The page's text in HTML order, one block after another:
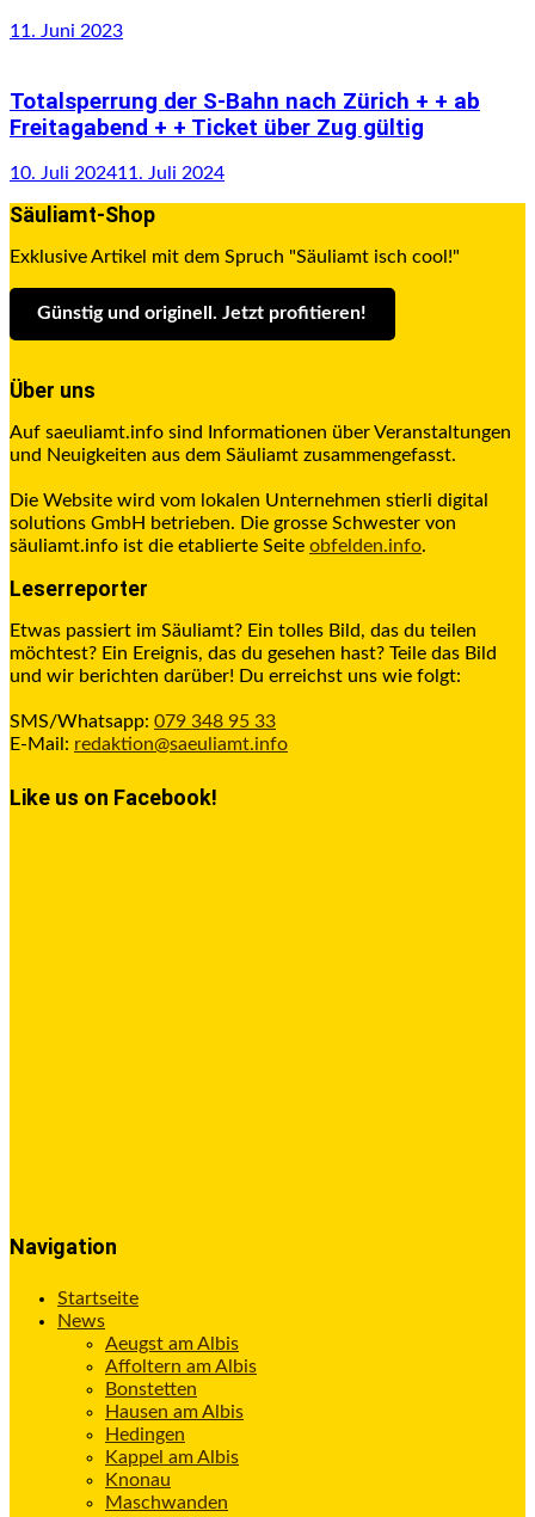
11. Juni 2023
Totalsperrung der S-Bahn nach Zürich + + ab
Freitagabend + + Ticket über Zug gültig
10. Juli 202411. Juli 2024
Säuliamt-Shop
Exklusive Artikel mit dem Spruch "Säuliamt isch cool!"
Günstig und originell. Jetzt profitieren!
Über uns
Auf saeuliamt.info sind Informationen über Veranstaltungen
und Neuigkeiten aus dem Säuliamt zusammengefasst.
Die Website wird vom lokalen Unternehmen stierli digital
solutions GmbH betrieben. Die grosse Schwester von
säuliamt.info ist die etablierte Seite obfelden.info.
Leserreporter
Etwas passiert im Säuliamt? Ein tolles Bild, das du teilen
möchtest? Ein Ereignis, das du gesehen hast? Teile das Bild
und wir berichten darüber! Du erreichst uns wie folgt:
SMS/Whatsapp: 079 348 95 33
E-Mail: redaktion@saeuliamt.info
Like us on Facebook!
Navigation
Startseite
News
Aeugst am Albis
Affoltern am Albis
Bonstetten
Hausen am Albis
Hedingen
Kappel am Albis
Knonau
Maschwanden